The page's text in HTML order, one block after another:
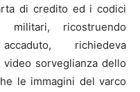
di credito ed i codici
ricostruendo
richiedeva
sorveglianza dello
le immagini del varco